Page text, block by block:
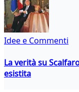
Idee e Commenti
La verità su
esistita